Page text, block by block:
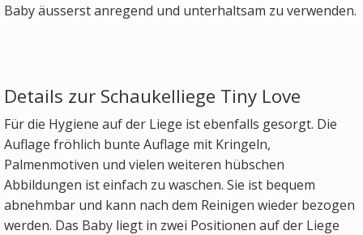
Baby äusserst anregend und unterhaltsam zu verwenden.
Details zur Schaukelliege Tiny Love
Für die Hygiene auf der Liege ist ebenfalls gesorgt. Die
Auflage fröhlich bunte Auflage mit Kringeln,
Palmenmotiven und vielen weiteren hübschen
Abbildungen ist einfach zu waschen. Sie ist bequem
abnehmbar und kann nach dem Reinigen wieder bezogen
werden. Das Baby liegt in zwei Positionen auf der Liege